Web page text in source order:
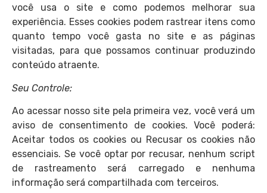
você usa o site e como podemos melhorar sua
experiência. Esses cookies podem rastrear itens como
quanto tempo você gasta no site e as páginas
visitadas, para que possamos continuar produzindo
conteúdo atraente.
Seu Controle:
Ao acessar nosso site pela primeira vez, você verá um
aviso de consentimento de cookies. Você poderá:
Aceitar todos os cookies ou Recusar os cookies não
essenciais. Se você optar por recusar, nenhum script
de rastreamento será carregado e nenhuma
informação será compartilhada com terceiros.